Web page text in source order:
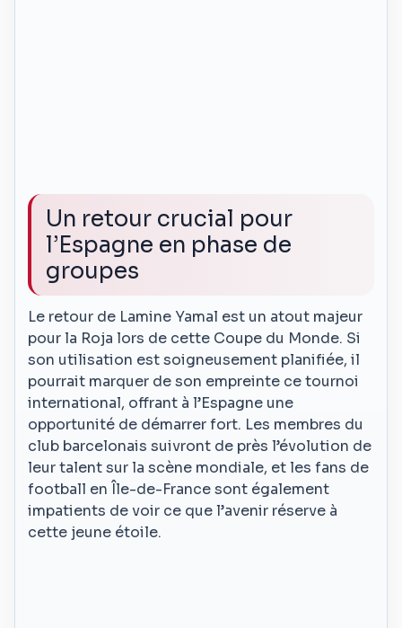
Un retour crucial pour
l’Espagne en phase de
groupes
Le retour de Lamine Yamal est un atout majeur
pour la Roja lors de cette Coupe du Monde. Si
son utilisation est soigneusement planifiée, il
pourrait marquer de son empreinte ce tournoi
international, offrant à l’Espagne une
opportunité de démarrer fort. Les membres du
club barcelonais suivront de près l’évolution de
leur talent sur la scène mondiale, et les fans de
football en Île-de-France sont également
impatients de voir ce que l’avenir réserve à
cette jeune étoile.